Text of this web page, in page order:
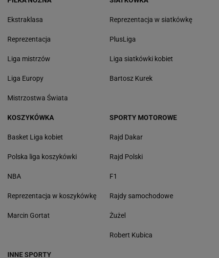
Ekstraklasa
Reprezentacja
Liga mistrzów
Liga Europy
Mistrzostwa Świata
Reprezentacja w siatkówkę
PlusLiga
Liga siatkówki kobiet
Bartosz Kurek
KOSZYKÓWKA
Basket Liga kobiet
Polska liga koszykówki
NBA
Reprezentacja w koszykówkę
Marcin Gortat
SPORTY MOTOROWE
Rajd Dakar
Rajd Polski
F1
Rajdy samochodowe
Żużel
Robert Kubica
INNE SPORTY